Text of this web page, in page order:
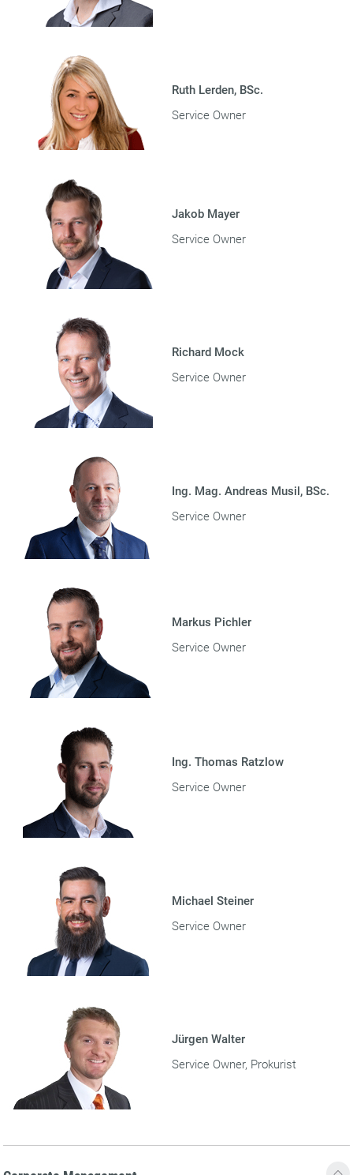
Ruth Lerden, BSc.
Service Owner
Jakob Mayer
Service Owner
Richard Mock
Service Owner
Ing. Mag. Andreas Musil, BSc.
Service Owner
Markus Pichler
Service Owner
Ing. Thomas Ratzlow
Service Owner
Michael Steiner
Service Owner
Jürgen Walter
Service Owner, Prokurist